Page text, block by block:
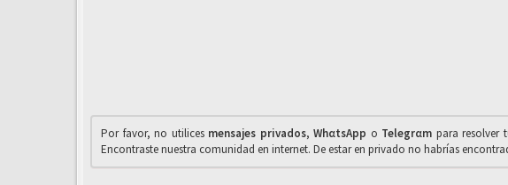
Por favor, no utilices mensajes privados,WhαtsApp o Telegrαm para resolver
Encontraste nuestra comunidad en internet. De estar en privado no habrías